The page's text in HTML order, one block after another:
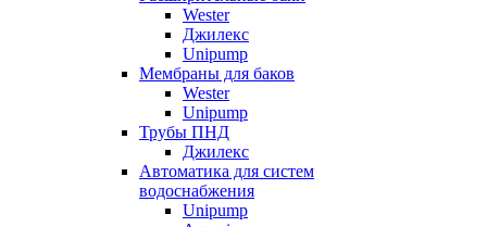
Wester
Джилекс
Unipump
Мембраны для баков
Wester
Unipump
Трубы ПНД
Джилекс
Автоматика для систем
водоснабжения
Unipump